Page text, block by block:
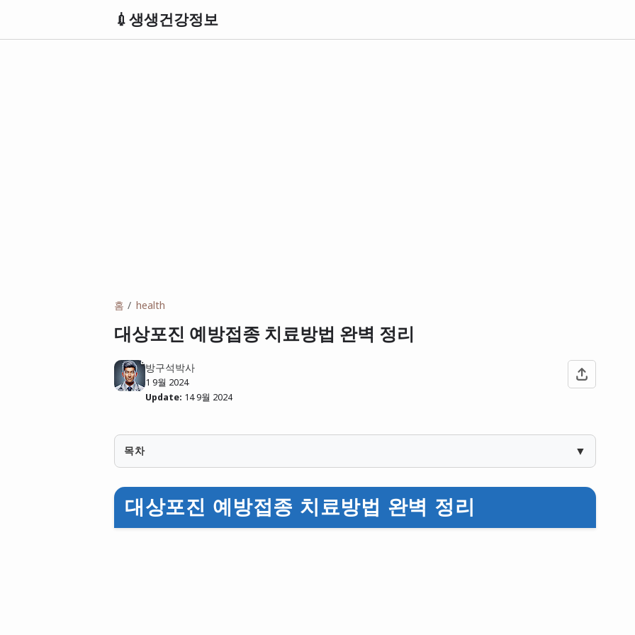
💉생생건강정보
홈 health
대상포진 예방접종 치료방법 완벽 정리
방구석박사
1 9월 2024
Update: 14 9월 2024
목차 ▼
대상포진 예방접종 치료방법 완벽 정리